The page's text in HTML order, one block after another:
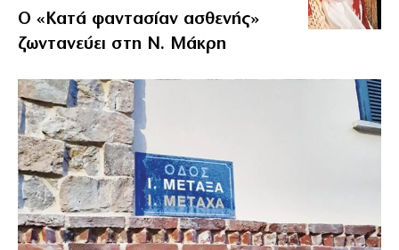
Ο «Κατά φαντασίαν ασθενής»
ζωντανεύει στη Ν. Μάκρη